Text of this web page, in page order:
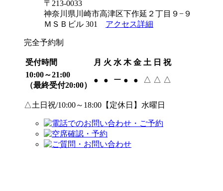
〒213-0033
神奈川県川崎市高津区下作延２丁目９−９
ＭＳＢビル 301 アクセス詳細
完全予約制
受付時間 月 火 水 木 金 土 日 祝
10:00～21:00
（最終受付20:00）
● ● ー ● ● △ △ △
△土日祝/10:00～18:00【定休日】水曜日